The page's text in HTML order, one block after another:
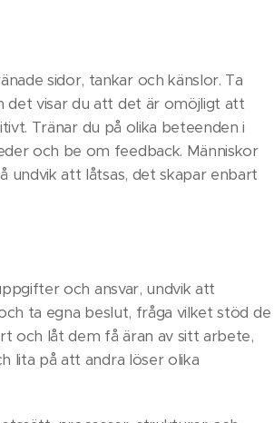
sidor, tankar och känslor. Ta
det visar du att det är omöjligt att
Tränar du på olika beteenden i
och be om feedback. Människor
undvik att låtsas, det skapar enbart
och ansvar, undvik att
ta egna beslut, fråga vilket stöd de
och låt dem få äran av sitt arbete,
lita på att andra löser olika